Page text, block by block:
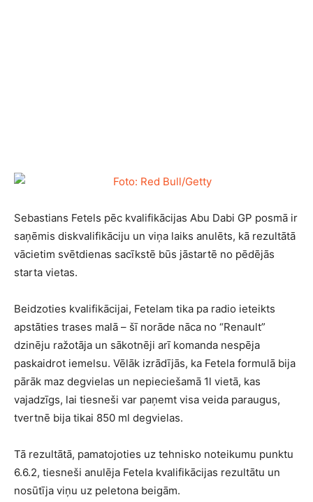
Sebastians Fetels pēc kvalifikācijas Abu Dabi GP posmā ir
saņēmis diskvalifikāciju un viņa laiks anulēts, kā rezultātā
vācietim svētdienas sacīkstē būs jāstartē no pēdējās
starta vietas.
Beidzoties kvalifikācijai, Fetelam tika pa radio ieteikts
apstāties trases malā – šī norāde nāca no “Renault”
dzinēju ražotāja un sākotnēji arī komanda nespēja
paskaidrot iemelsu. Vēlāk izrādījās, ka Fetela formulā bija
pārāk maz degvielas un nepieciešamā 1l vietā, kas
vajadzīgs, lai tiesneši var paņemt visa veida paraugus,
tvertnē bija tikai 850 ml degvielas.
Tā rezultātā, pamatojoties uz tehnisko noteikumu punktu
6.6.2, tiesneši anulēja Fetela kvalifikācijas rezultātu un
nosūtīja viņu uz peletona beigām.